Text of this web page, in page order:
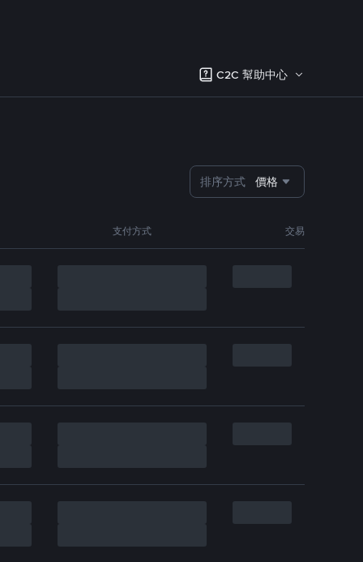
C2C 幫助中心
排序方式 價格
支付方式 交易